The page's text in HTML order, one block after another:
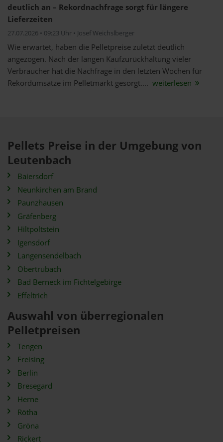
deutlich an – Rekordnachfrage sorgt für längere
Lieferzeiten
27.07.2026 • 09:23 Uhr • Josef Weichslberger
Wie erwartet, haben die Pelletpreise zuletzt deutlich
angezogen. Nach der langen Kaufzurückhaltung vieler
Verbraucher hat die Nachfrage in den letzten Wochen für
Rekordumsätze im Pelletmarkt gesorgt.... weiterlesen
Pellets Preise in der Umgebung von
Leutenbach
Baiersdorf
Neunkirchen am Brand
Paunzhausen
Gräfenberg
Hiltpoltstein
Igensdorf
Langensendelbach
Obertrubach
Bad Berneck im Fichtelgebirge
Effeltrich
Auswahl von überregionalen
Pelletpreisen
Tengen
Freising
Berlin
Bresegard
Herne
Rötha
Gröna
Rickert